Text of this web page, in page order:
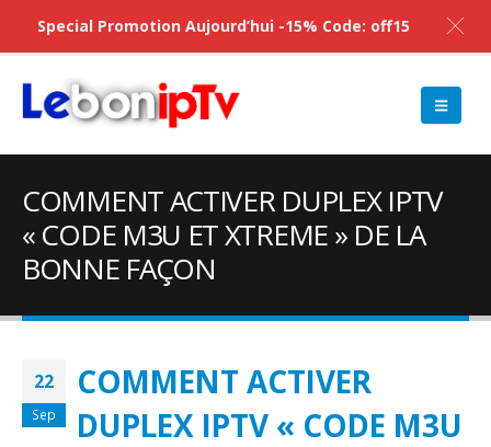
COMMENT ACTIVER DUPLEX IPTV
« CODE M3U ET XTREME » DE LA
BONNE FAÇON
22
Sep
COMMENT ACTIVER
DUPLEX IPTV « CODE M3U
Special Promotion Aujourd’hui -15% Code: off15